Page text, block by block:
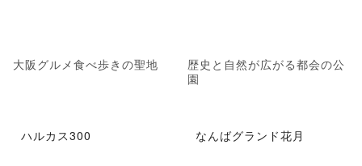
大阪グルメ食べ歩きの聖地
歴史と自然が広がる都会の公
園
ハルカス300 なんばグランド花月